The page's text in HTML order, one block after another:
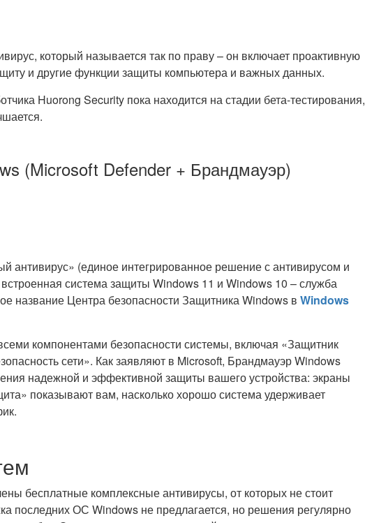
который называется так по праву – он включает проактивную
и другие функции защиты компьютера и важных данных.
Huorong Security пока находится на стадии бета-тестирования,
(Microsoft Defender + Брандмауэр)
антивирус» (единое интегрированное решение с антивирусом и
система защиты Windows 11 и Windows 10 – служба
название Центра безопасности Защитника Windows в Windows
компонентами безопасности системы, включая «Защитник
сети». Как заявляют в Microsoft, Брандмауэр Windows
надежной и эффективной защиты вашего устройства: экраны
показывают вам, насколько хорошо система удерживает
бесплатные комплексные антивирусы, от которых не стоит
последних ОС Windows не предлагается, но решения регулярно